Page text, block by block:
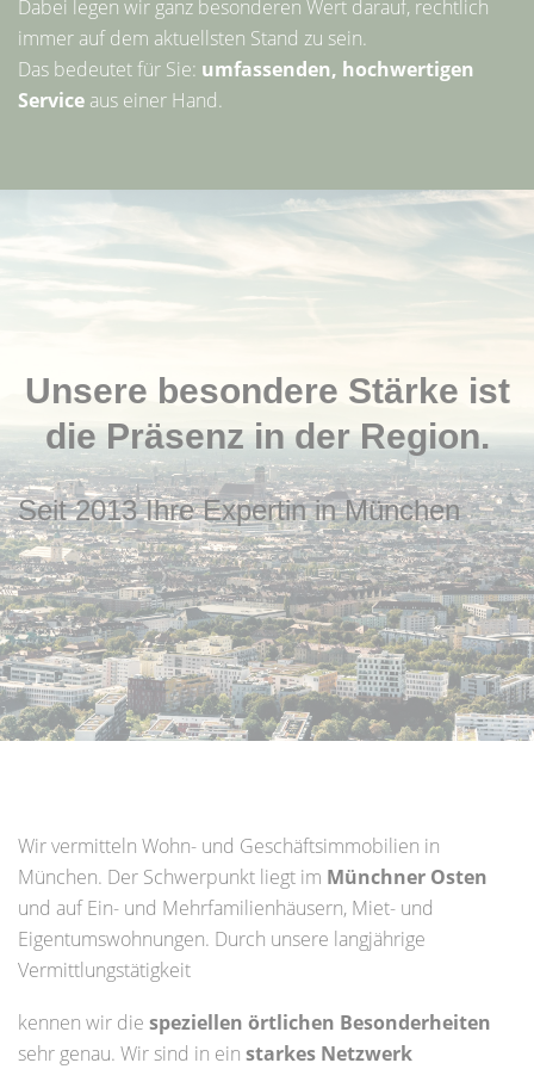
Dabei legen wir ganz besonderen Wert darauf, rechtlich
immer auf dem aktuellsten Stand zu sein.
Das bedeutet für Sie: umfassenden, hochwertigen
Service aus einer Hand.
Unsere besondere Stärke ist
die Präsenz in der Region.
Seit 2013 Ihre Expertin in München
Wir vermitteln Wohn- und Geschäftsimmobilien in
München. Der Schwerpunkt liegt im Münchner Osten
und auf Ein- und Mehrfamilienhäusern, Miet- und
Eigentumswohnungen. Durch unsere langjährige
Vermittlungstätigkeit
kennen wir die speziellen örtlichen Besonderheiten
sehr genau. Wir sind in ein starkes Netzwerk